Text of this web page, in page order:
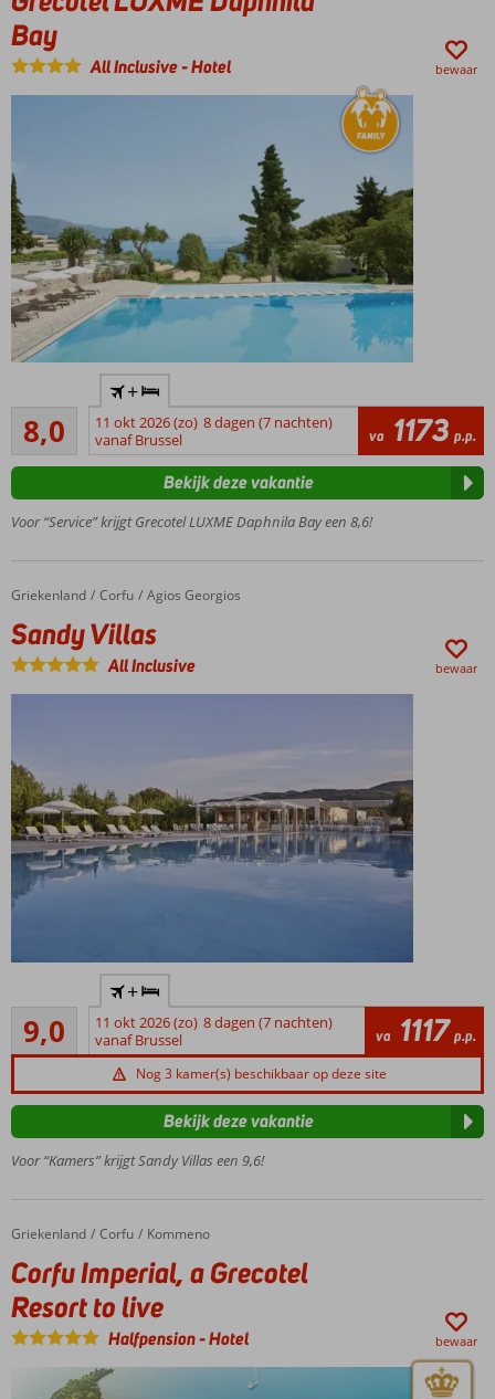
centrum
van
Bay
All Inclusive-Hotel bewaar
Grecotel
keten
Zeer
Inclusive
Direct
zee
Gratis
shuttleboot
tussen de 3
hotels van
15/9)
Ca. 3
kilometer
van
Dassia
Activiteiten
voor jong
en oud
8,0
Zeer goed
5
beoordelingen
+
11 okt 2026 (zo) 8 dagen (7 nachten)
vanaf Brussel
va 1173 p.p.
Voor “Service” krijgt Grecotel LUXME Daphnila Bay een 8,6!
Bekijk deze vakantie
Home
Griekenland Corfu Agios Georgios
Sandy Villas
Sandy Villas
All Inclusive bewaar
Accommodatie met een
GSTC erkend
duurzaamheidscertificaat
Ruime keuze
comfortabele
kamertypes
Zeer
ruime
voor
maximaal
personen
Volop
smullen
met
diverse
restaurants
9,0Uitstekend
5
beoordelingen
+
11 okt 2026 (zo) 8 dagen (7 nachten)
vanaf Brussel
va 1117 p.p.
Nog 3 kamer(s) beschikbaar op deze site
Voor “Kamers” krijgt Sandy Villas een 9,6!
Bekijk deze vakantie
Home
Griekenland Corfu Kommeno
Corfu Imperial, a Grecotel Resort to live
Corfu Imperial, a Grecotel
Resort to live
Halfpension-Hotel bewaar